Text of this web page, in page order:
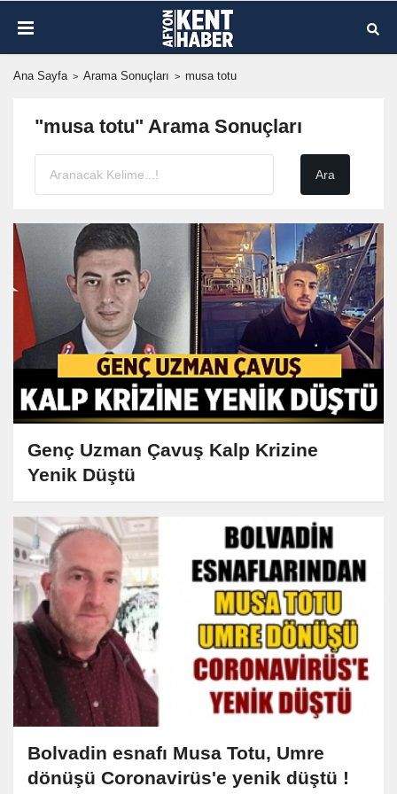
Ana Sayfa Arama Sonuçları musa totu
"musa totu" Arama Sonuçları
Genç Uzman Çavuş Kalp Krizine
Yenik Düştü
Bolvadin esnafı Musa Totu, Umre
dönüşü Coronavirüs'e yenik düştü !